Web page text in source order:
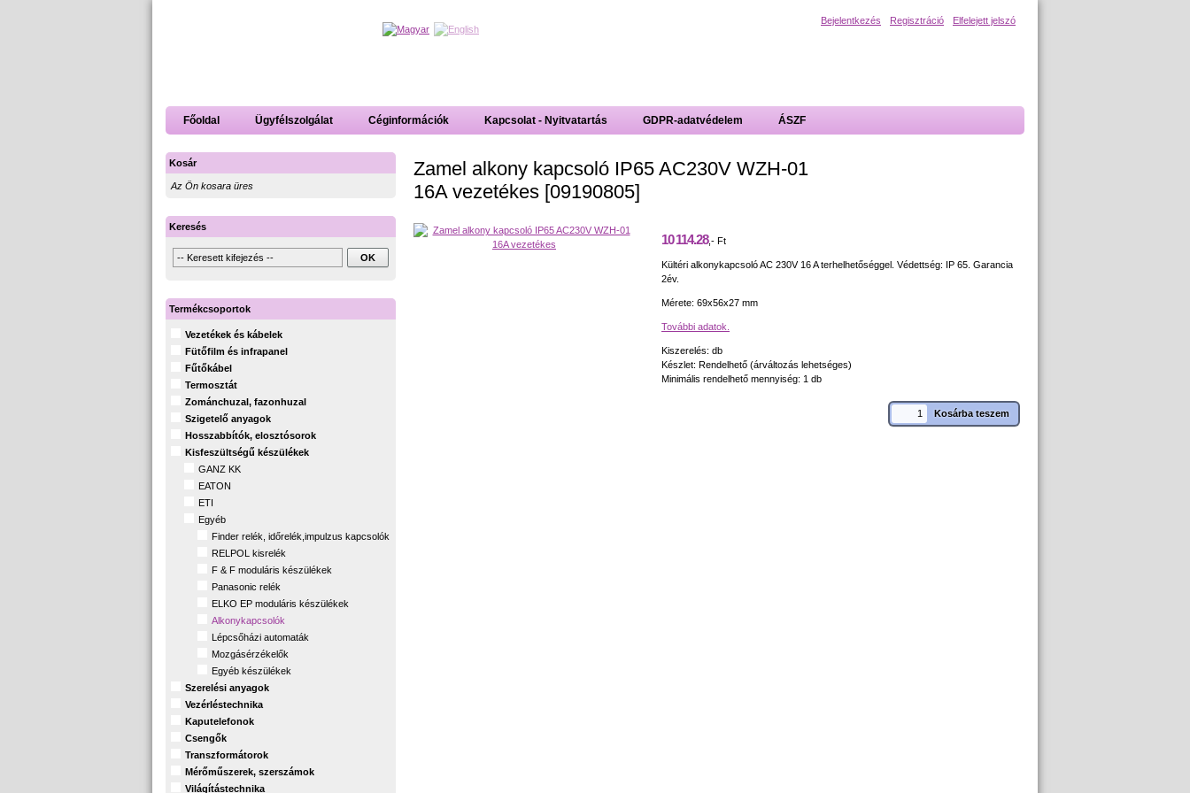
Bejelentkezés Regisztráció Elfelejett jelszó
Főoldal Ügyfélszolgálat Céginformációk Kapcsolat - Nyitvatartás GDPR-adatvédelem ÁSZF
Zamel alkony kapcsoló IP65 AC230V WZH-01
16A vezetékes [09190805]
10 114.28,- Ft
Kültéri alkonykapcsoló AC 230V 16 A terhelhetőséggel. Védettség: IP 65. Garancia
2év.
Mérete: 69x56x27 mm
További adatok.
Kiszerelés: db
Készlet: Rendelhető (árváltozás lehetséges)
Minimális rendelhető mennyiség: 1 db
Kosár
Az Ön kosara üres
Keresés
Termékcsoportok
Vezetékek és kábelek
Fütőfilm és infrapanel
Fűtőkábel
Termosztát
Zománchuzal, fazonhuzal
Szigetelő anyagok
Hosszabbítók, elosztósorok
Kisfeszültségű készülékek
GANZ KK
EATON
ETI
Egyéb
Finder relék, időrelék,impulzus kapcsolók
RELPOL kisrelék
F & F moduláris készülékek
Panasonic relék
ELKO EP moduláris készülékek
Alkonykapcsolók
Lépcsőházi automaták
Mozgásérzékelők
Egyéb készülékek
Szerelési anyagok
Vezérléstechnika
Kaputelefonok
Csengők
Transzformátorok
Mérőműszerek, szerszámok
Világítástechnika